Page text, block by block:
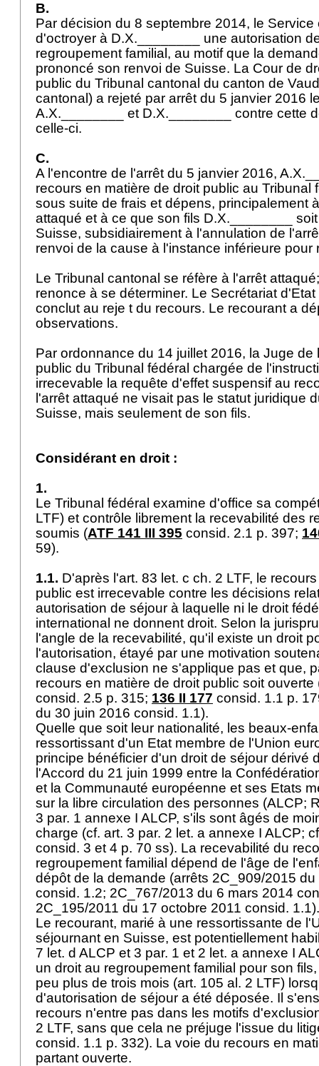
B.
Par décision du 8 septembre 2014, le
d'octroyer à D.X.________ une autorisation
regroupement familial, au motif que la
prononcé son renvoi de Suisse. La Cour de
public du Tribunal cantonal du canton de
cantonal) a rejeté par arrêt du 5 janvier 2016
A.X.________ et D.X.________ contre cette
celle-ci.
C.
A l'encontre de l'arrêt du 5 janvier 2016,
recours en matière de droit public au Tribunal
sous suite de frais et dépens, principalement
attaqué et à ce que son fils D.X.________
Suisse, subsidiairement à l'annulation de
renvoi de la cause à l'instance inférieure
Le Tribunal cantonal se réfère à l'arrêt
renonce à se déterminer. Le Secrétariat
conclut au reje t du recours. Le recourant a
observations.
Par ordonnance du 14 juillet 2016, la Juge de
public du Tribunal fédéral chargée de
irrecevable la requête d'effet suspensif au
l'arrêt attaqué ne visait pas le statut juridique
Suisse, mais seulement de son fils.
Considérant en droit :
1.
Le Tribunal fédéral examine d'office sa
LTF) et contrôle librement la recevabilité des
soumis (ATF 141 III 395 consid. 2.1 p. 397;
59).
1.1. D'après l'art. 83 let. c ch. 2 LTF, le
public est irrecevable contre les décisions
autorisation de séjour à laquelle ni le droit
international ne donnent droit. Selon la
l'angle de la recevabilité, qu'il existe un droit
l'autorisation, étayé par une motivation
clause d'exclusion ne s'applique pas et que,
recours en matière de droit public soit ouverte
consid. 2.5 p. 315; 136 II 177 consid. 1.1 p.
du 30 juin 2016 consid. 1.1).
Quelle que soit leur nationalité, les beaux-
ressortissant d'un Etat membre de l'Union
principe bénéficier d'un droit de séjour dérivé
l'Accord du 21 juin 1999 entre la
et la Communauté européenne et ses Etats
sur la libre circulation des personnes (ALCP;
3 par. 1 annexe I ALCP, s'ils sont âgés de
charge (cf. art. 3 par. 2 let. a annexe I ALCP;
consid. 3 et 4 p. 70 ss). La recevabilité du
regroupement familial dépend de l'âge de
dépôt de la demande (arrêts 2C_909/2015
consid. 1.2; 2C_767/2013 du 6 mars 2014
2C_195/2011 du 17 octobre 2011 consid.
Le recourant, marié à une ressortissante de
séjournant en Suisse, est potentiellement
7 let. d ALCP et 3 par. 1 et 2 let. a annexe I
un droit au regroupement familial pour son
peu plus de trois mois (art. 105 al. 2 LTF)
d'autorisation de séjour a été déposée. Il
recours n'entre pas dans les motifs
2 LTF, sans que cela ne préjuge l'issue du
consid. 1.1 p. 332). La voie du recours en
partant ouverte.